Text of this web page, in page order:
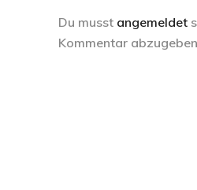
Du musst angemeldet
Kommentar